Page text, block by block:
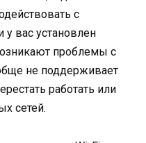
с
у вас установлен
проблемы с
не поддерживает
работать или
сетей.